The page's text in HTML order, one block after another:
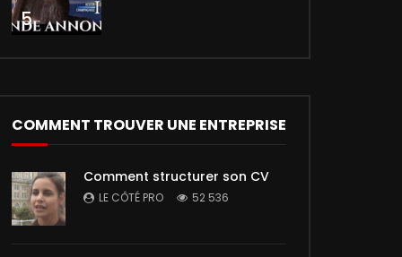
5
COMMENT TROUVER UNE ENTREPRISE
Comment structurer son CV
LE CÔTÉ PRO 52 536